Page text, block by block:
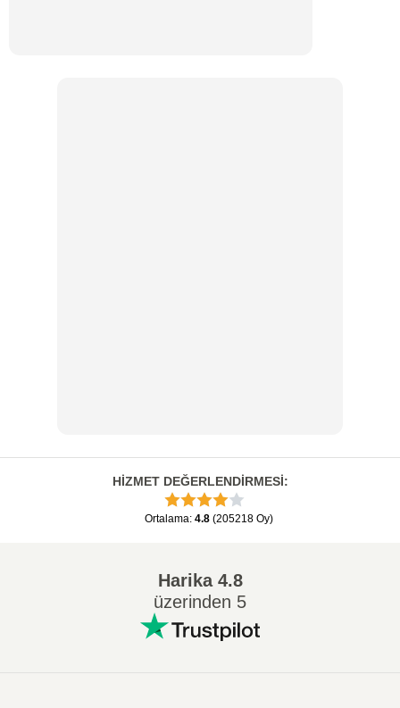
HİZMET DEĞERLENDİRMESİ:
Ortalama: 4.8 (205218 Oy)
Harika4.8
üzerinden 5